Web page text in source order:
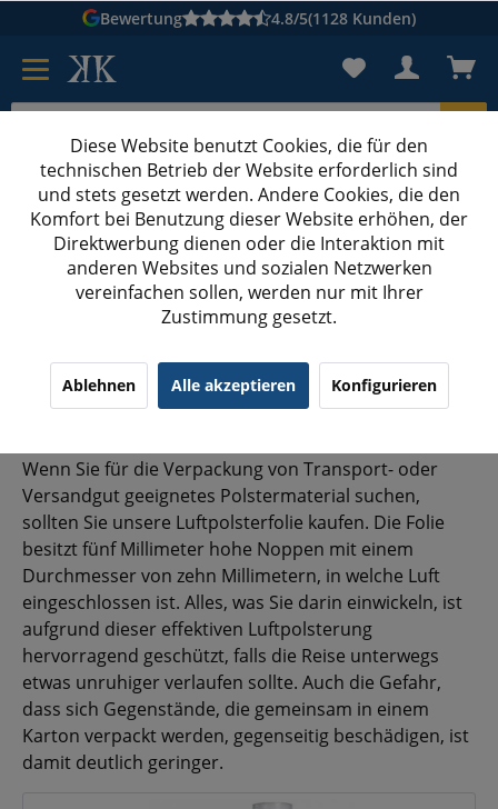
Bewertung 4.8/5(1128 Kunden)
Karton suchen
Kartons bedruckenKartons nach Maß
Luftpolsterfolie kaufen
Noppenfolie in 50 my Qualität,
1 Meter Höhe und 100
Laufmeter günstig erwerben
Wenn Sie für die Verpackung von Transport- oder
Versandgut geeignetes Polstermaterial suchen,
sollten Sie unsere Luftpolsterfolie kaufen. Die Folie
besitzt fünf Millimeter hohe Noppen mit einem
Durchmesser von zehn Millimetern, in welche Luft
eingeschlossen ist. Alles, was Sie darin einwickeln, ist
aufgrund dieser effektiven Luftpolsterung
hervorragend geschützt, falls die Reise unterwegs
etwas unruhiger verlaufen sollte. Auch die Gefahr,
dass sich Gegenstände, die gemeinsam in einem
Karton verpackt werden, gegenseitig beschädigen, ist
damit deutlich geringer.
Diese Website benutzt Cookies, die für den
technischen Betrieb der Website erforderlich sind
und stets gesetzt werden. Andere Cookies, die den
Komfort bei Benutzung dieser Website erhöhen, der
Direktwerbung dienen oder die Interaktion mit
anderen Websites und sozialen Netzwerken
vereinfachen sollen, werden nur mit Ihrer
Zustimmung gesetzt.
Ablehnen Alle akzeptieren Konfigurieren